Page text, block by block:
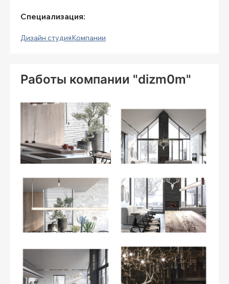
Специализация:
Дизайн студияКомпании
Работы компании "dizm0m"